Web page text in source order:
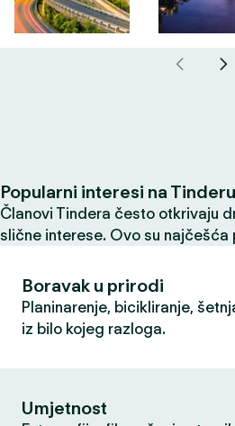
Popularni interesi na Tinderu
Članovi Tindera često otkrivaju
slične interese. Ovo su najčešća
Boravak u prirodi
Planinarenje, bicikliranje,
iz bilo kojeg razloga.
Umjetnost